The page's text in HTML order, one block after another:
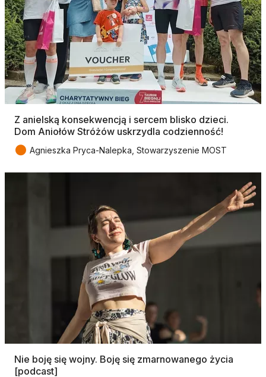
Z anielską konsekwencją i sercem blisko dzieci.
Dom Aniołów Stróżów uskrzydla codzienność!
● Agnieszka Pryca-Nalepka, Stowarzyszenie MOST
Nie boję się wojny. Boję się zmarnowanego życia
[podcast]